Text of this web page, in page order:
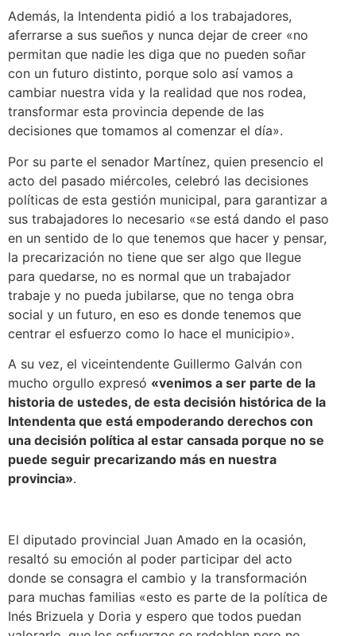
Además, la Intendenta pidió a los trabajadores,
aferrarse a sus sueños y nunca dejar de creer «no
permitan que nadie les diga que no pueden soñar
con un futuro distinto, porque solo así vamos a
cambiar nuestra vida y la realidad que nos rodea,
transformar esta provincia depende de las
decisiones que tomamos al comenzar el día».
Por su parte el senador Martínez, quien presencio el
acto del pasado miércoles, celebró las decisiones
políticas de esta gestión municipal, para garantizar a
sus trabajadores lo necesario «se está dando el paso
en un sentido de lo que tenemos que hacer y pensar,
la precarización no tiene que ser algo que llegue
para quedarse, no es normal que un trabajador
trabaje y no pueda jubilarse, que no tenga obra
social y un futuro, en eso es donde tenemos que
centrar el esfuerzo como lo hace el municipio».
A su vez, el viceintendente Guillermo Galván con
mucho orgullo expresó «venimos a ser parte de la
historia de ustedes, de esta decisión histórica de la
Intendenta que está empoderando derechos con
una decisión política al estar cansada porque no se
puede seguir precarizando más en nuestra
provincia».
El diputado provincial Juan Amado en la ocasión,
resaltó su emoción al poder participar del acto
donde se consagra el cambio y la transformación
para muchas familias «esto es parte de la política de
Inés Brizuela y Doria y espero que todos puedan